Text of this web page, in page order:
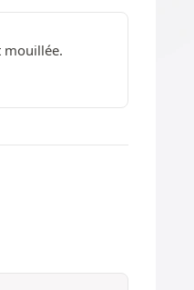
mouillée.